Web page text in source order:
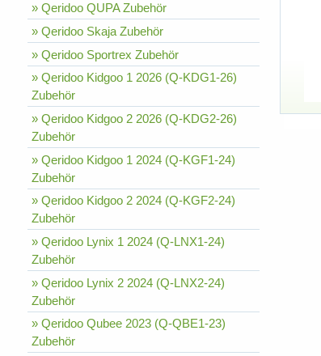
» Qeridoo QUPA Zubehör
» Qeridoo Skaja Zubehör
» Qeridoo Sportrex Zubehör
» Qeridoo Kidgoo 1 2026 (Q-KDG1-26)
Zubehör
» Qeridoo Kidgoo 2 2026 (Q-KDG2-26)
Zubehör
» Qeridoo Kidgoo 1 2024 (Q-KGF1-24)
Zubehör
» Qeridoo Kidgoo 2 2024 (Q-KGF2-24)
Zubehör
» Qeridoo Lynix 1 2024 (Q-LNX1-24)
Zubehör
» Qeridoo Lynix 2 2024 (Q-LNX2-24)
Zubehör
» Qeridoo Qubee 2023 (Q-QBE1-23)
Zubehör